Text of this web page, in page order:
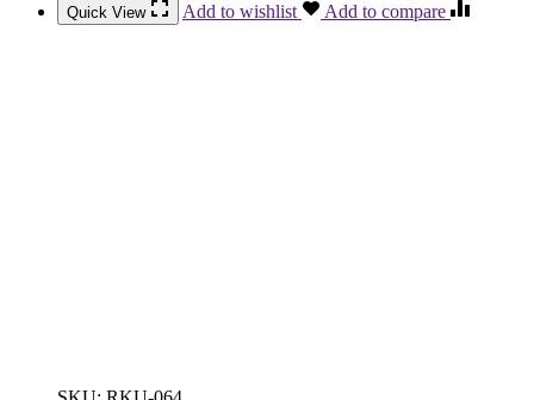
Quick View Add to wishlist Add to compare